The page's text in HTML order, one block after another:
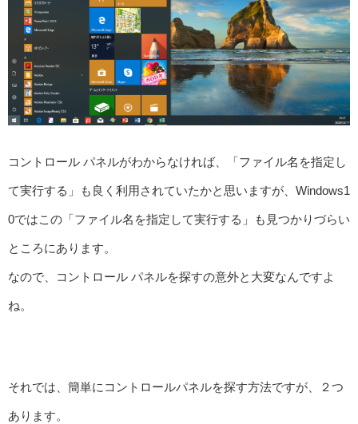
コントロール パネルがわからなければ、「ファイル名を指定し
て実行する」も良く利用されていたかと思いますが、Windows1
0ではこの「ファイル名を指定して実行する」も見つかりづらい
ところにあります。
なので、コントロール パネルを探すの意外と大変なんですよ
ね。
それでは、簡単にコントロールパネルを探す方法ですが、２つ
あります。